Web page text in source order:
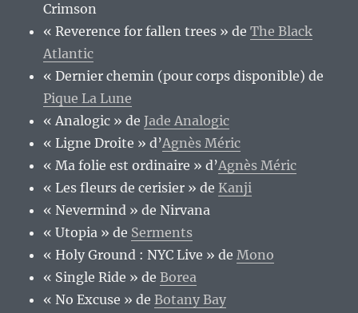
Crimson
« Reverence for fallen trees » deThe Black
Atlantic
« Dernier chemin (pour corps disponible) de
Pique La Lune
« Analogic » de Jade Analogic
« Ligne Droite » d’Agnès Méric
« Ma folie est ordinaire » d’Agnès Méric
« Les fleurs de cerisier » de Kanji
« Nevermind » de Nirvana
« Utopia » de Serments
« Holy Ground : NYC Live » deMono
« Single Ride » deBorea
« No Excuse » deBotany Bay